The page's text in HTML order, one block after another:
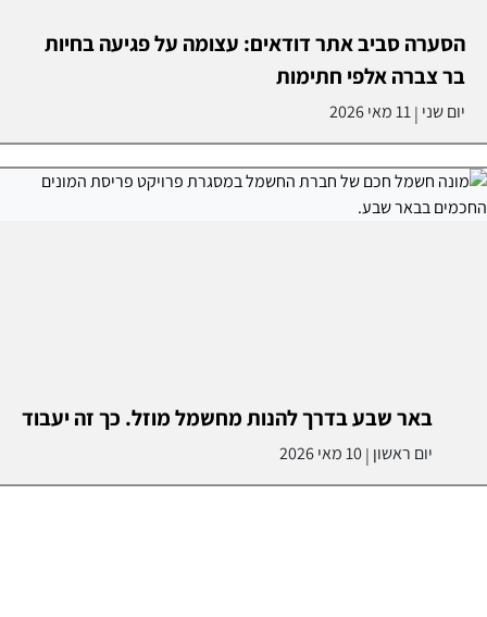
הסערה סביב אתר דודאים: עצומה על פגיעה בחיות
בר צברה אלפי חתימות
יום שני |11 מאי 2026
באר שבע בדרך להנות מחשמל מוזל. כך זה יעבוד
יום ראשון |10 מאי 2026